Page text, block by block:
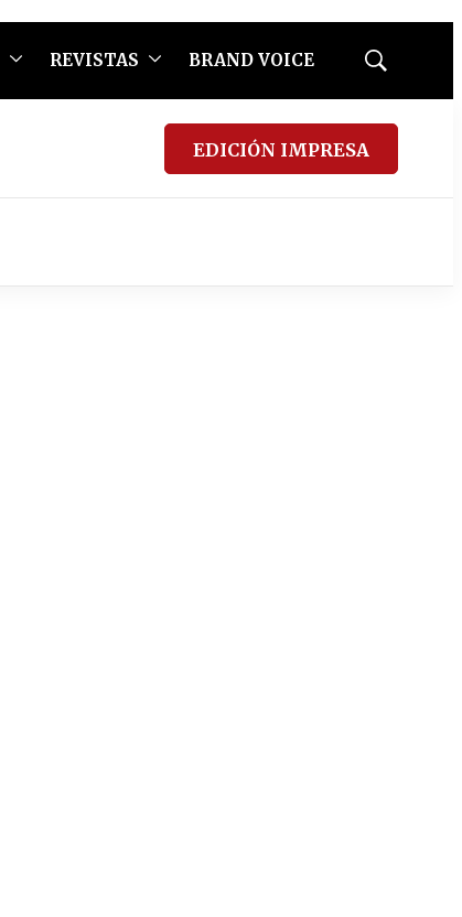
REVISTAS BRAND VOICE
Mostrar
EDICIÓN IMPRESA